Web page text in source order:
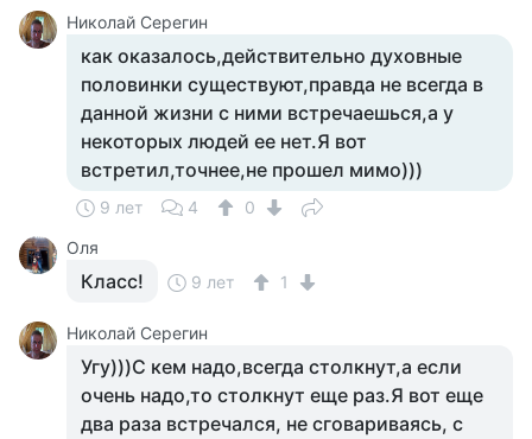
Николай Серегин
как оказалось,действительно духовные
половинки существуют,правда не всегда в
данной жизни с ними встречаешься,а у
некоторых людей ее нет.Я вот
встретил,точнее,не прошел мимо)))
9 лет 4
0
Оля
Класс! 9 лет 1
Николай Серегин
Угу)))С кем надо,всегда столкнут,а если
очень надо,то столкнут еще раз.Я вот еще
два раза встречался, не сговариваясь, с